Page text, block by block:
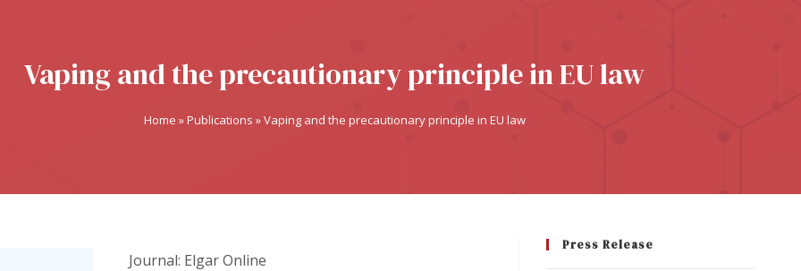
Vaping and the precautionary principle in EU law
Home »Publications »Vaping and the precautionary principle in EU law
Journal: Elgar Online
Press Release